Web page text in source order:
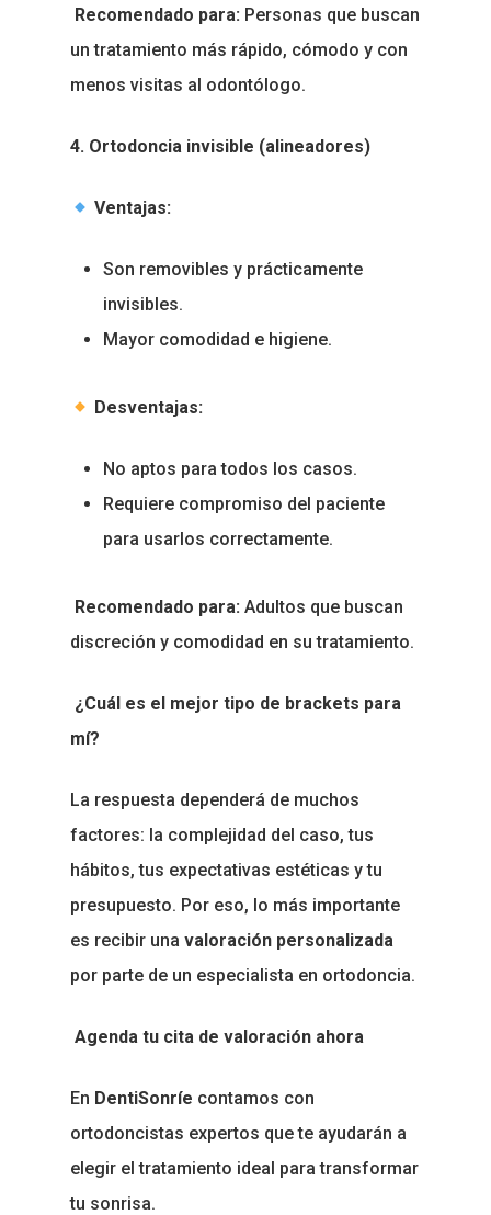
Recomendado para: Personas que buscan
un tratamiento más rápido, cómodo y con
menos visitas al odontólogo.
4. Ortodoncia invisible (alineadores)
Ventajas:
Son removibles y prácticamente
invisibles.
Mayor comodidad e higiene.
Desventajas:
No aptos para todos los casos.
Requiere compromiso del paciente
para usarlos correctamente.
Recomendado para: Adultos que buscan
discreción y comodidad en su tratamiento.
¿Cuál es el mejor tipo de brackets para
mí?
La respuesta dependerá de muchos
factores: la complejidad del caso, tus
hábitos, tus expectativas estéticas y tu
presupuesto. Por eso, lo más importante
es recibir una valoración personalizada
por parte de un especialista en ortodoncia.
Agenda tu cita de valoración ahora
En DentiSonríe contamos con
ortodoncistas expertos que te ayudarán a
elegir el tratamiento ideal para transformar
tu sonrisa.
Odontología General
DentiKids
Afiliación Familiar
Blog